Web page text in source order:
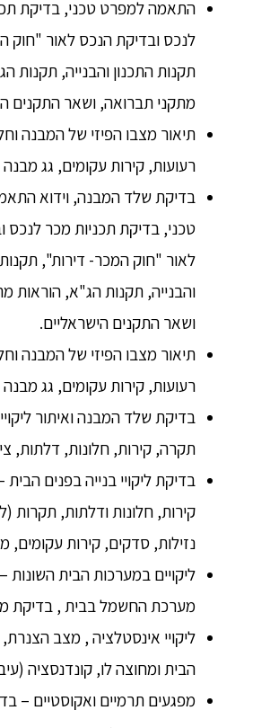
התאמה למפרט טכני, בדיקת
לנכס ובדיקת הנכס לאור "חוק
תקנות התכנון והבנייה, תקנות
מתקני תברואה, ושאר התקנים
תיאור מצבו הפיזי של המבנה
רעועות, קירות עקומים, גג מבנה
בדיקת שלד המבנה, וידוא
טכני, בדיקת תכניות מכר לנכס
לאור "חוק המכר- דירות", תקנות
והבנייה, תקנות הג"א, הוראות
ושאר התקנים הישראליים.
תיאור מצבו הפיזי של המבנה
רעועות, קירות עקומים, גג מבנה
בדיקת שלד המבנה ואיתור
תקרה, קירות, חלונות, דלתות,
בדיקת ליקויי בנייה בפנים
קירות, חלונות ודלתות, תקרות
נזילות, סדקים, קירות עקומים,
ליקויים במערכות הבית השונות
מערכת החשמל בבית , בדיקת
ליקויי אינסטלציה , מצב הצנרת,
הבית ומחוצה לו, קונדנסציה
מפגעים תרמיים ואקוסטיים –